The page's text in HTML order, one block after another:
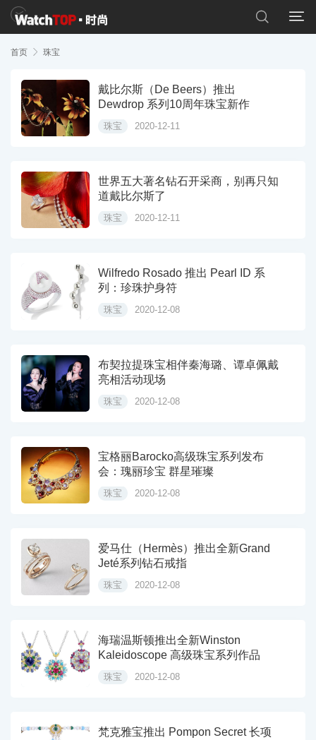


首页  珠宝
戴比尔斯（De Beers）推出
Dewdrop 系列10周年珠宝新作
珠宝 2020-12-11
世界五大著名钻石开采商，别再只知
道戴比尔斯了
珠宝 2020-12-11
Wilfredo Rosado 推出 Pearl ID 系
列：珍珠护身符
珠宝 2020-12-08
布契拉提珠宝相伴秦海璐、谭卓佩戴
亮相活动现场
珠宝 2020-12-08
宝格丽Barocko高级珠宝系列发布
会：瑰丽珍宝 群星璀璨
珠宝 2020-12-08
爱马仕（Hermès）推出全新Grand
Jeté系列钻石戒指
珠宝 2020-12-08
海瑞温斯顿推出全新Winston
Kaleidoscope 高级珠宝系列作品
珠宝 2020-12-08
梵克雅宝推出 Pompon Secret 长项